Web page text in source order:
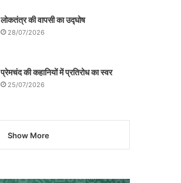
लोकतंत्र की वापसी का उद्घोष
28/07/2026
प्रेमचंद की कहानियों में प्रतिरोध का स्वर
25/07/2026
Show More